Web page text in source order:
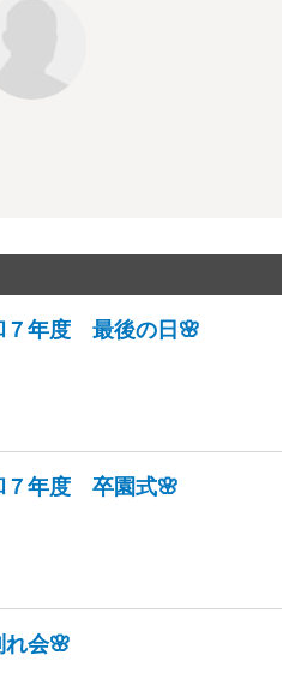
７年度 最後の日🌸
７年度 卒園式🌸
れ会🌸